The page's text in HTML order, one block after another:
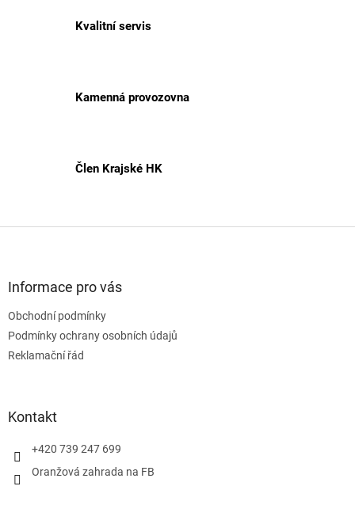
Kvalitní servis
Kamenná provozovna
Člen Krajské HK
Informace pro vás
Obchodní podmínky
Podmínky ochrany osobních údajů
Reklamační řád
Kontakt
+420 739 247 699
Oranžová zahrada na FB